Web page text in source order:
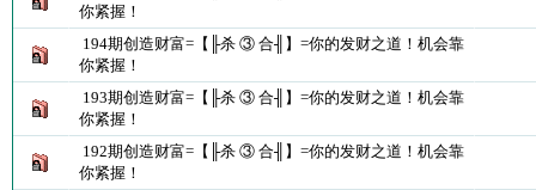
你紧握！
194期创造财富=【╟杀 ③ 合╢】=你的发财之道！机会靠
你紧握！
193期创造财富=【╟杀 ③ 合╢】=你的发财之道！机会靠
你紧握！
192期创造财富=【╟杀 ③ 合╢】=你的发财之道！机会靠
你紧握！